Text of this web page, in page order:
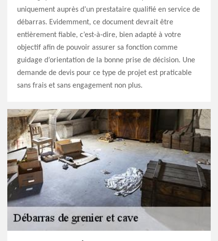
uniquement auprès d’un prestataire qualifié en service de
débarras. Evidemment, ce document devrait être
entièrement fiable, c’est-à-dire, bien adapté à votre
objectif afin de pouvoir assurer sa fonction comme
guidage d’orientation de la bonne prise de décision. Une
demande de devis pour ce type de projet est praticable
sans frais et sans engagement non plus.